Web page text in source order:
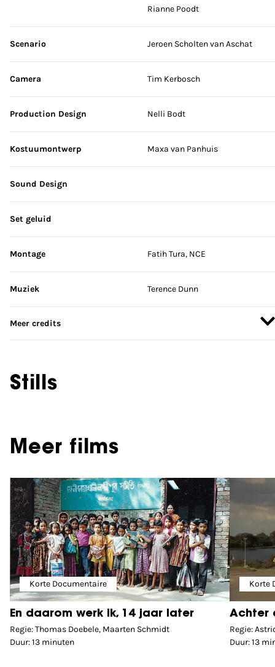
Rianne Poodt
Scenario Jeroen Scholten van Aschat
Camera Tim Kerbosch
Production Design Nelli Bodt
Kostuumontwerp Maxa van Panhuis
Sound Design
Set geluid
Montage Fatih Tura, NCE
Muziek Terence Dunn
Meer credits
Stills
Meer films
Korte Documentaire
En daarom werk ik, 14 jaar later
Regie: Thomas Doebele, Maarten Schmidt
Duur: 13 minuten
Korte
Achter
Regie:
Duur: 13